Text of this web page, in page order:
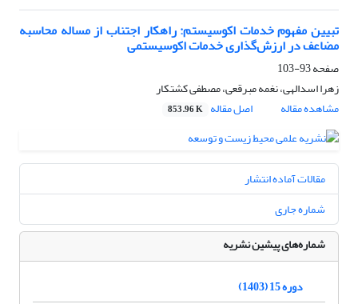
تبیین مفهوم خدمات اکوسیستم: راهکار اجتناب از مساله محاسبه
مضاعف در ارزش‌گذاری خدمات اکوسیستمی
صفحه93-103
زهرا اسدالهی، نغمه مبرقعی، مصطفی کشتکار
مشاهده مقاله
اصل مقاله 853.96 K
مقالات آماده انتشار
شماره جاری
شماره‌های پیشین نشریه
دوره 15 (1403)